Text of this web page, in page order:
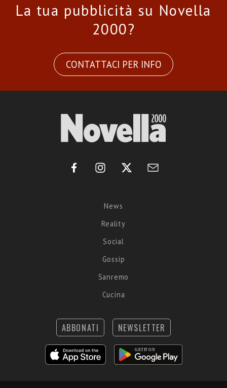
La tua pubblicità su Novella
2000?
CONTATTACI PER INFO
News
Reality
Social
Gossip
Sanremo
Cucina
ABBONATI NEWSLETTER